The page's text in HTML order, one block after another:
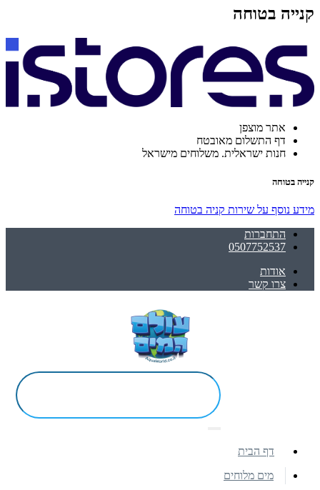
קנייה בטוחה
אתר מוצפן
דף התשלום מאובטח
חנות ישראלית. משלוחים מישראל
קנייה בטוחה
מידע נוסף על שירות קניה בטוחה
התחברות
0507752537
אודות
צרו קשר
דף הבית
מים מלוחים